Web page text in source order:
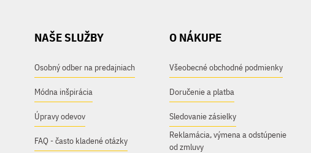
NAŠE SLUŽBY
Osobný odber na predajniach
Módna inšpirácia
Úpravy odevov
FAQ - často kladené otázky
O NÁKUPE
Všeobecné obchodné podmienky
Doručenie a platba
Sledovanie zásielky
Reklamácia, výmena a odstúpenie
od zmluvy